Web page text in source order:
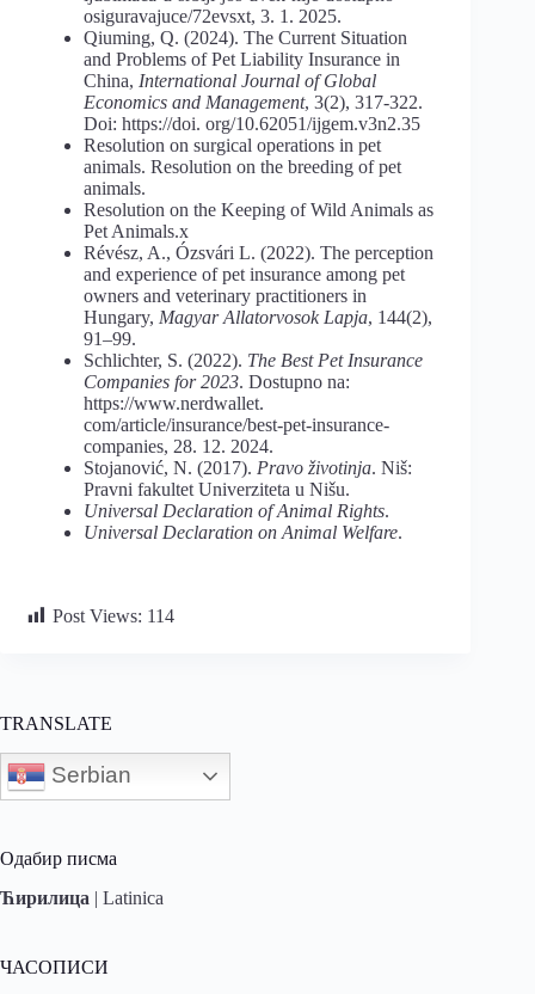
osiguravajuce/72evsxt, 3. 1. 2025.
Qiuming, Q. (2024). The Current Situation
and Problems of Pet Liability Insurance in
China, International Journal of Global
Economics and Management, 3(2), 317-322.
Doi: https://doi. org/10.62051/ijgem.v3n2.35
Resolution on surgical operations in pet
animals. Resolution on the breeding of pet
animals.
Resolution on the Keeping of Wild Animals as
Pet Animals.x
Révész, A., Ózsvári L. (2022). The perception
and experience of pet insurance among pet
owners and veterinary practitioners in
Hungary, Magyar Allatorvosok Lapja, 144(2),
91–99.
Schlichter, S. (2022). The Best Pet Insurance
Companies for 2023. Dostupno na:
https://www.nerdwallet.
com/article/insurance/best-pet-insurance-
companies, 28. 12. 2024.
Stojanović, N. (2017). Pravo životinja. Niš:
Pravni fakultet Univerziteta u Nišu.
Universal Declaration of Animal Rights.
Universal Declaration on Animal Welfare.
Post Views: 114
TRANSLATE
Serbian
Одабир писма
Ћирилица | Latinica
ЧАСОПИСИ